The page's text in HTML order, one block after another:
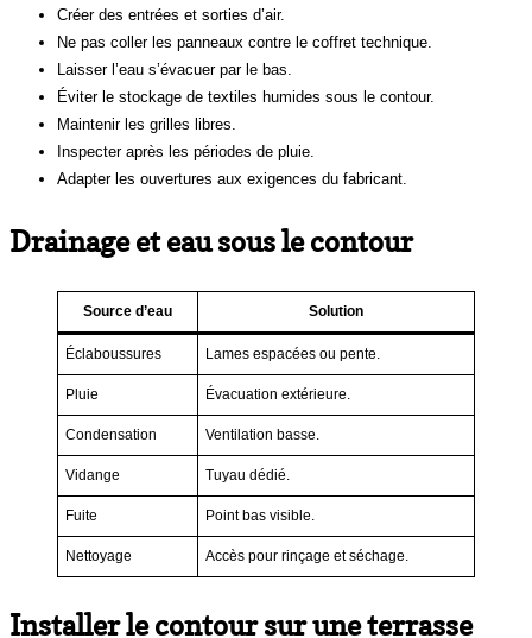
Créer des entrées et sorties d’air.
Ne pas coller les panneaux contre le coffret technique.
Laisser l’eau s’évacuer par le bas.
Éviter le stockage de textiles humides sous le contour.
Maintenir les grilles libres.
Inspecter après les périodes de pluie.
Adapter les ouvertures aux exigences du fabricant.
Drainage et eau sous le contour
Source d’eau Solution
Éclaboussures Lames espacées ou pente.
Pluie Évacuation extérieure.
Condensation Ventilation basse.
Vidange Tuyau dédié.
Fuite Point bas visible.
Nettoyage Accès pour rinçage et séchage.
Installer le contour sur une terrasse